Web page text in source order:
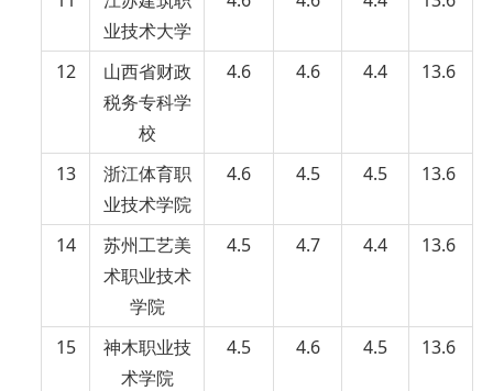
业技术大学
12
山西省财政
税务专科学
校
4.6 4.6 4.4 13.6
13
浙江体育职
业技术学院
4.6 4.5 4.5 13.6
14
苏州工艺美
术职业技术
学院
4.5 4.7 4.4 13.6
15
神木职业技
术学院
4.5 4.6 4.5 13.6